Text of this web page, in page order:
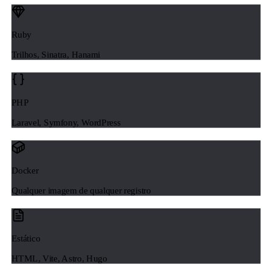
Ruby
Trilhos, Sinatra, Hanami
PHP
Laravel, Symfony, WordPress
Docker
Qualquer imagem de qualquer registro
Estático
HTML, Vite, Astro, Hugo